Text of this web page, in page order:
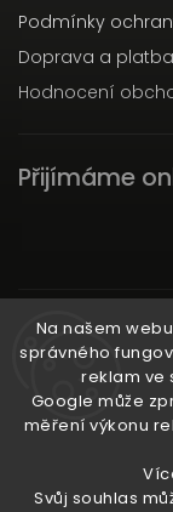
Na našem
správného
reklam ve
Google může
měření výkonu
Svůj souhlas
Podmínky
Doprava a platba
Hodnocení
Přijímáme
Instagram